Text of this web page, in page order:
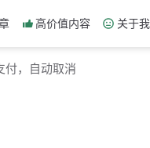
高价值内容 关于我
，自动取消